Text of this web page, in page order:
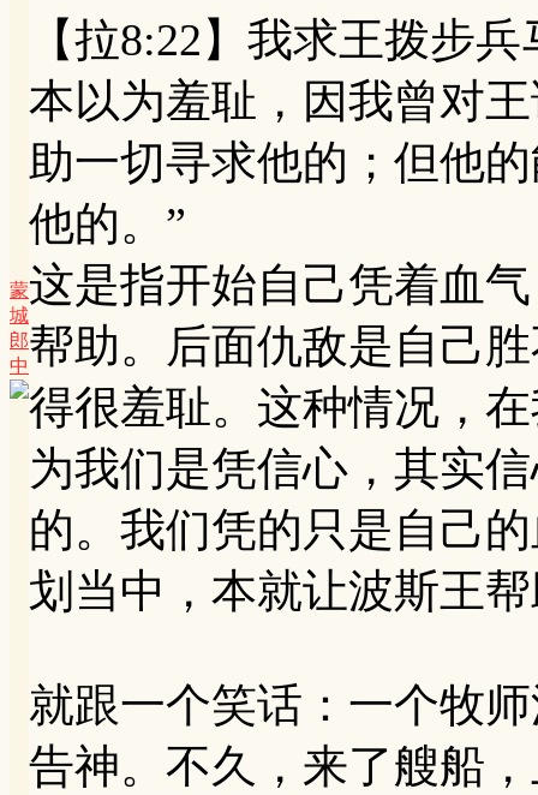
蒙
城
郎
中
【拉8:22】我求王拨步
本以为羞耻，因我曾对
助一切寻求他的；但他
他的。”
这是指开始自己凭着血
帮助。后面仇敌是自己
得很羞耻。这种情况，
为我们是凭信心，其实
的。我们凭的只是自己
划当中，本就让波斯王
就跟一个笑话：一个牧
告神。不久，来了艘船